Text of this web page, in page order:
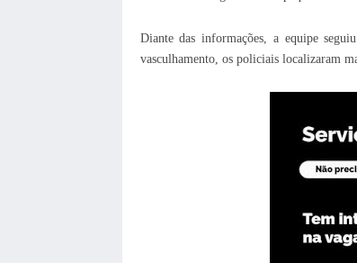
Diante das informações, a equipe
vasculhamento, os policiais localizaram